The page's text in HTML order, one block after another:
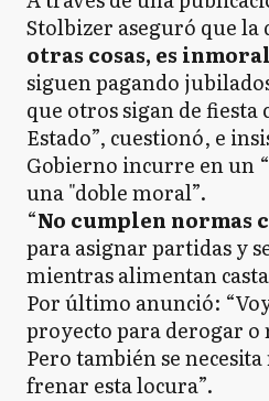
Stolbizer aseguró que la
otras cosas, es inmoral
siguen pagando
que otros sigan de fiesta
Estado”, cuestionó, e
Gobierno incurre en un
una "doble moral”.
“No cumplen normas
para asignar partidas y
mientras alimentan
Por último anunció:
proyecto para derogar o
Pero también se
frenar esta locura”.